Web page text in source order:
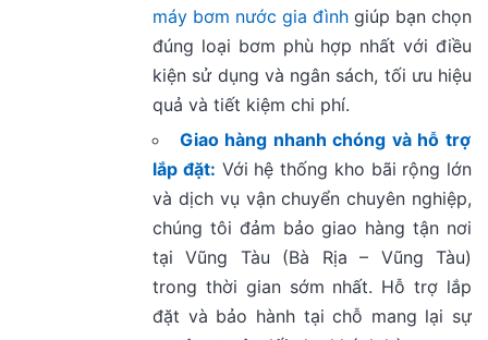
máy bơm nước gia đình giúp bạn chọn
đúng loại bơm phù hợp nhất với điều
kiện sử dụng và ngân sách, tối ưu hiệu
quả và tiết kiệm chi phí.
Giao hàng nhanh chóng và hỗ trợ
lắp đặt: Với hệ thống kho bãi rộng lớn
và dịch vụ vận chuyển chuyên nghiệp,
chúng tôi đảm bảo giao hàng tận nơi
tại Vũng Tàu (Bà Rịa – Vũng Tàu)
trong thời gian sớm nhất. Hỗ trợ lắp
đặt và bảo hành tại chỗ mang lại sự